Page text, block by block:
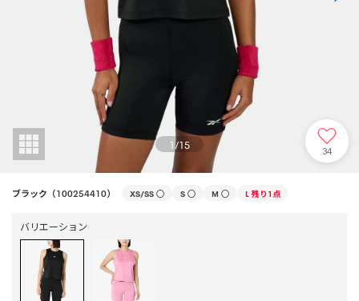
1/15 34
ブラック（100254410） XS/SS ○ S ○ M ○ L 残り1点
バリエーション